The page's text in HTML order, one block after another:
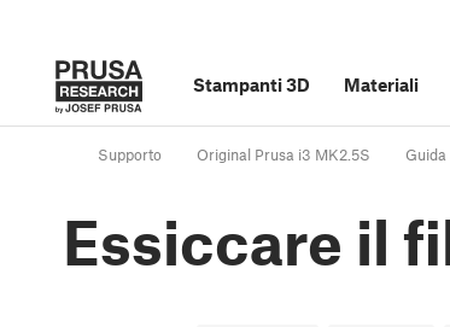
Stampanti 3D Materiali
Supporto Original Prusa i3 MK2.5S
Essiccare il